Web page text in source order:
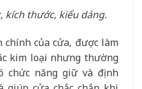
kích thước, kiểu dáng.
chính của cửa, được làm
kim loại nhưng thường
chức năng giữ và định